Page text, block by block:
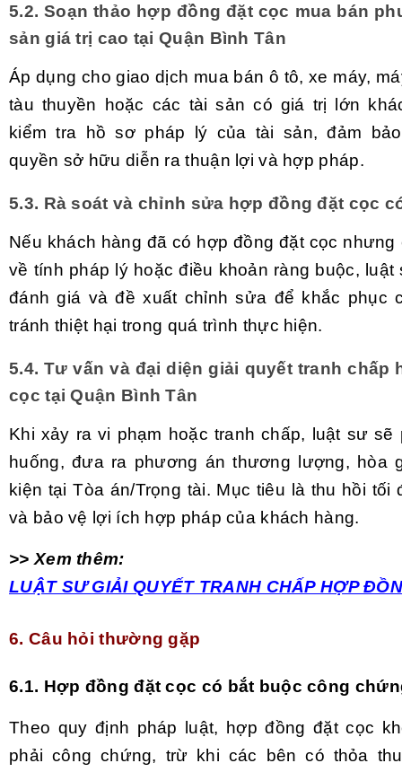
5.2. Soạn thảo hợp đồng đặt cọc mua bán
sản giá trị cao tại Quận Bình Tân
Áp dụng cho giao dịch mua bán ô tô, xe máy,
tàu thuyền hoặc các tài sản có giá trị lớn
kiểm tra hồ sơ pháp lý của tài sản, đảm
quyền sở hữu diễn ra thuận lợi và hợp pháp.
5.3. Rà soát và chỉnh sửa hợp đồng đặt cọc
Nếu khách hàng đã có hợp đồng đặt cọc nhưng
về tính pháp lý hoặc điều khoản ràng buộc, luật
đánh giá và đề xuất chỉnh sửa để khắc phục
tránh thiệt hại trong quá trình thực hiện.
5.4. Tư vấn và đại diện giải quyết tranh chấp
cọc tại Quận Bình Tân
Khi xảy ra vi phạm hoặc tranh chấp, luật sư sẽ
huống, đưa ra phương án thương lượng, hòa
kiện tại Tòa án/Trọng tài. Mục tiêu là thu hồi tối
và bảo vệ lợi ích hợp pháp của khách hàng.
>> Xem thêm:
LUẬT SƯ GIẢI QUYẾT TRANH CHẤP HỢP
6. Câu hỏi thường gặp
6.1. Hợp đồng đặt cọc có bắt buộc công
Theo quy định pháp luật, hợp đồng đặt cọc
phải công chứng, trừ khi các bên có thỏa